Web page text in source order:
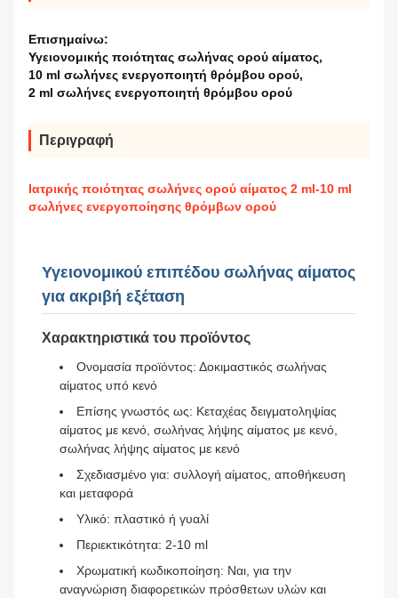
Επισημαίνω:
Υγειονομικής ποιότητας σωλήνας ορού αίματος,
10 ml σωλήνες ενεργοποιητή θρόμβου ορού,
2 ml σωλήνες ενεργοποιητή θρόμβου ορού
Περιγραφή
Ιατρικής ποιότητας σωλήνες ορού αίματος 2 ml-10 ml
σωλήνες ενεργοποίησης θρόμβων ορού
Υγειονομικού επιπέδου σωλήνας αίματος
για ακριβή εξέταση
Χαρακτηριστικά του προϊόντος
Ονομασία προϊόντος: Δοκιμαστικός σωλήνας
αίματος υπό κενό
Επίσης γνωστός ως: Κεταχέας δειγματοληψίας
αίματος με κενό, σωλήνας λήψης αίματος με κενό,
σωλήνας λήψης αίματος με κενό
Σχεδιασμένο για: συλλογή αίματος, αποθήκευση
και μεταφορά
Υλικό: πλαστικό ή γυαλί
Περιεκτικότητα: 2-10 ml
Χρωματική κωδικοποίηση: Ναι, για την
αναγνώριση διαφορετικών πρόσθετων υλών και